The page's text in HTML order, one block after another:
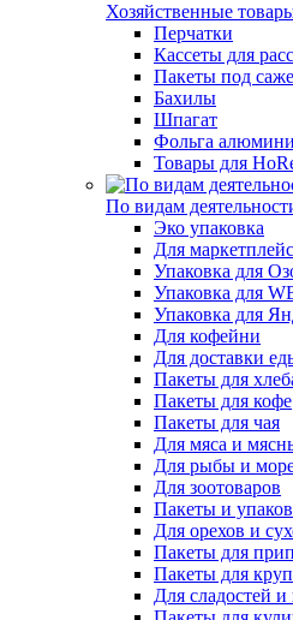
Хозяйственные
Перчатки
Кассеты для
Пакеты под
Бахилы
Шпагат
Фольга
Товары для
По видам
Эко упаковка
Для
Упаковка для
Упаковка для
Упаковка для
Для кофейни
Для доставки
Пакеты для
Пакеты для кофе
Пакеты для чая
Для мяса и
Для рыбы и
Для зоотоваров
Пакеты и
Для орехов и
Пакеты для
Пакеты для
Для сладостей и